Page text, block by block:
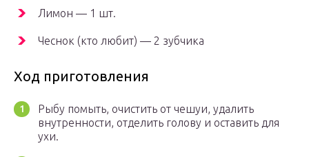
Лимон — 1 шт.
Чеснок (кто любит) — 2 зубчика
Ход приготовления
Рыбу помыть, очистить от чешуи, удалить
внутренности, отделить голову и оставить для
ухи.